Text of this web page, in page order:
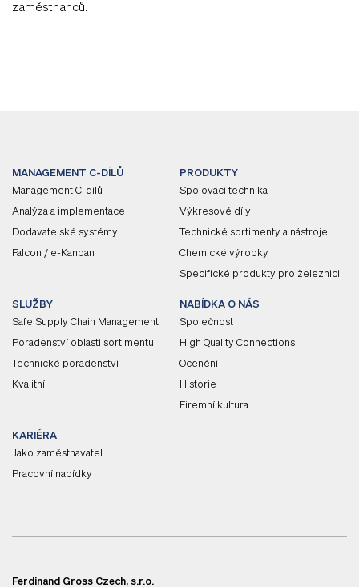
zaměstnanců.
MANAGEMENT C-DÍLŮ
Management C-dílů
Analýza a implementace
Dodavatelské systémy
Falcon / e-Kanban
PRODUKTY
Spojovací technika
Výkresové díly
Technické sortimenty a nástroje
Chemické výrobky
Specifické produkty pro železnici
SLUŽBY
Safe Supply Chain Management
Poradenství oblasti sortimentu
Technické poradenství
Kvalitní
NABÍDKA O NÁS
Společnost
High Quality Connections
Ocenění
Historie
Firemní kultura
KARIÉRA
Jako zaměstnavatel
Pracovní nabídky
Ferdinand Gross Czech, s.r.o.